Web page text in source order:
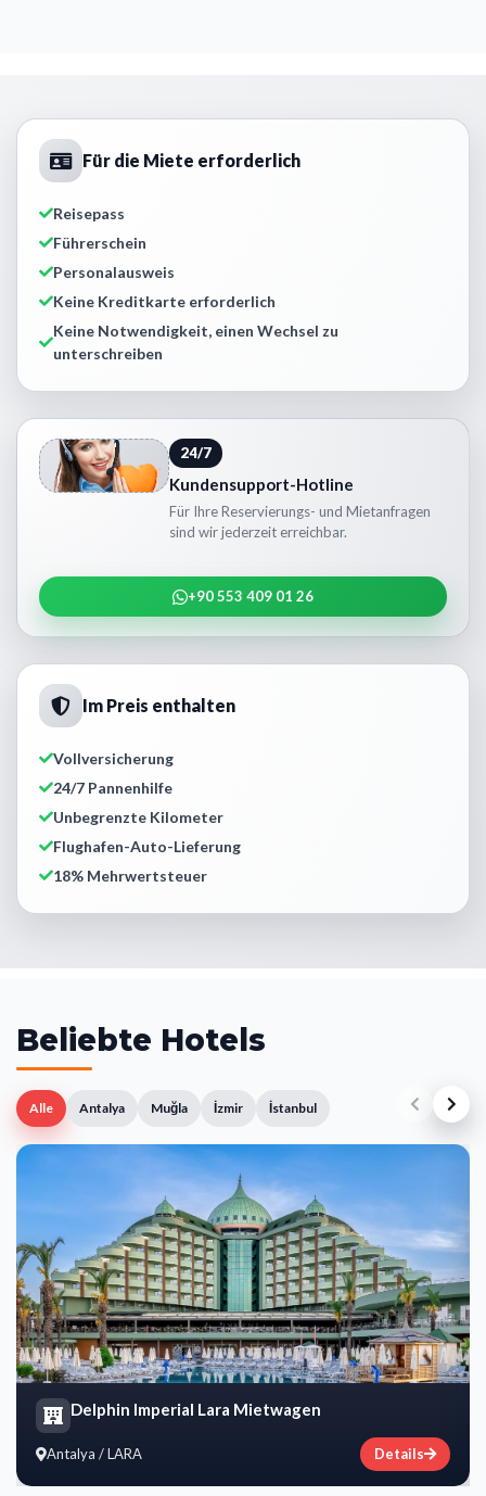
Für die Miete erforderlich
Reisepass
Führerschein
Personalausweis
Keine Kreditkarte erforderlich
Keine Notwendigkeit, einen Wechsel zu
unterschreiben
24/7
Kundensupport-Hotline
Für Ihre Reservierungs- und Mietanfragen
sind wir jederzeit erreichbar.
+90 553 409 01 26
Im Preis enthalten
Vollversicherung
24/7 Pannenhilfe
Unbegrenzte Kilometer
Flughafen-Auto-Lieferung
18% Mehrwertsteuer
Beliebte Hotels
Alle Antalya Muğla İzmir İstanbul
Delphin Imperial Lara Mietwagen
Antalya / LARA Details